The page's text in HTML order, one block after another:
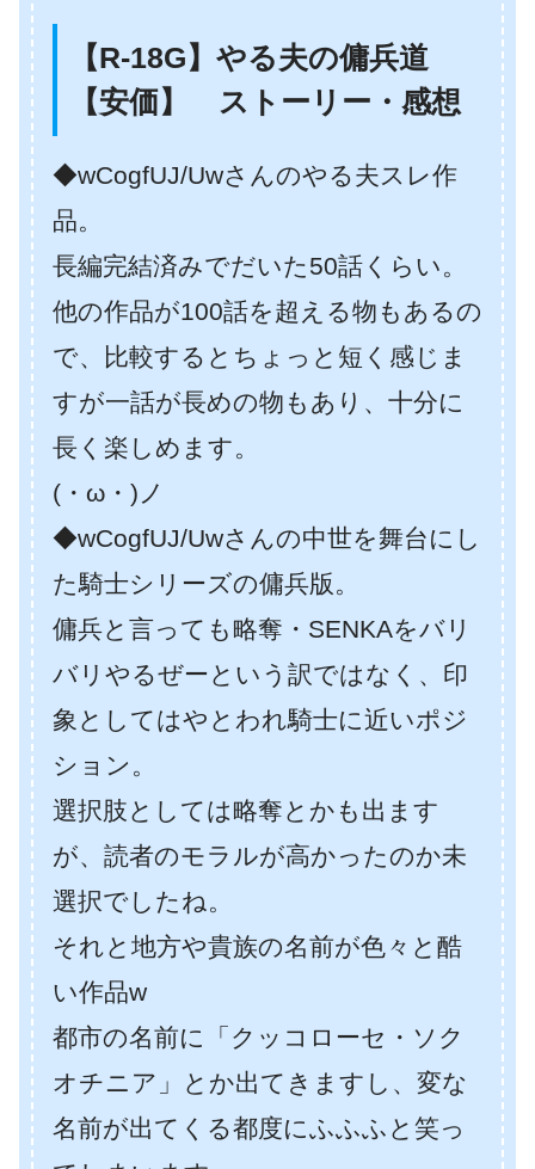
【R-18G】やる夫の傭兵道
【安価】 ストーリー・感想
◆wCogfUJ/Uwさんのやる夫スレ作
品。
長編完結済みでだいた50話くらい。
他の作品が100話を超える物もあるの
で、比較するとちょっと短く感じま
すが一話が長めの物もあり、十分に
長く楽しめます。
(・ω・)ノ
◆wCogfUJ/Uwさんの中世を舞台にし
た騎士シリーズの傭兵版。
傭兵と言っても略奪・SENKAをバリ
バリやるぜーという訳ではなく、印
象としてはやとわれ騎士に近いポジ
ション。
選択肢としては略奪とかも出ます
が、読者のモラルが高かったのか未
選択でしたね。
それと地方や貴族の名前が色々と酷
い作品w
都市の名前に「クッコローセ・ソク
オチニア」とか出てきますし、変な
名前が出てくる都度にふふふと笑っ